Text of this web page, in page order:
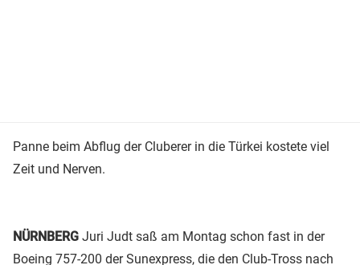
Panne beim Abflug der Cluberer in die Türkei kostete viel
Zeit und Nerven.
NÜRNBERG Juri Judt saß am Montag schon fast in der
Boeing 757-200 der Sunexpress, die den Club-Tross nach